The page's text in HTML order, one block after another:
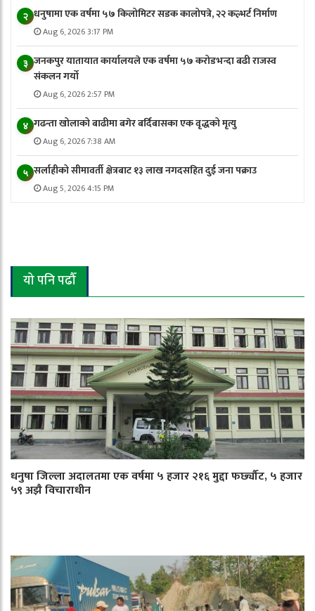
२ धनुषामा एक वर्षमा ५७ किलोमिटर सडक कालोपत्रे, २२ कल्भर्ट निर्माण
Aug 6, 2026 3:17 PM
३ जनकपुर यातायात कार्यालयले एक वर्षमा ५७ करोडभन्दा बढी राजस्व
संकलन गर्याे
Aug 6, 2026 2:57 PM
४ गढन्ता खोलाको बाढीमा बगेर बर्दिबासका एक वृद्धको मृत्यु
Aug 6, 2026 7:38 AM
५ सर्लाहीको सीमावर्ती क्षेत्रबाट १३ लाख नगदसहित दुई जना पक्राउ
Aug 5, 2026 4:15 PM
यो पनि पढौँ
धनुषा जिल्ला अदालतमा एक वर्षमा ५ हजार २१६ मुद्दा फर्छ्यौट, ५ हजार
५९ अझै विचाराधीन